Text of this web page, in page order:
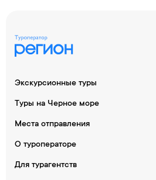
Экскурсионные туры
Туры на Черное море
Места отправления
О туроператоре
Для турагентств